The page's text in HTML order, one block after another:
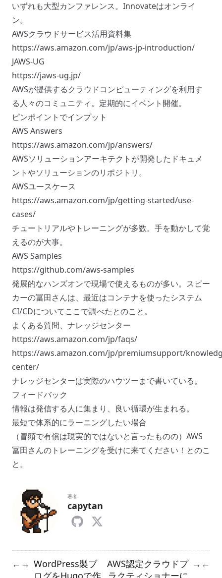
いずれも大型カンファレンス。Innovateはオンライ
ン。
AWSクラウドサービス活用資料集
https://aws.amazon.com/jp/aws-jp-introduction/
JAWS-UG
https://jaws-ug.jp/
AWSが提供するクラウドコンピューティングを利用す
る人々のコミュニティ。定期的にイベント開催。
ピンポイントでインプット
AWS Answers
https://aws.amazon.com/jp/answers/
AWSソリューションアーキテクトが開発したドキュメ
ントやソリューションのリポジトリ。
AWSユースケース
https://aws.amazon.com/jp/getting-started/use-
cases/
チュートリアルやトレーニングが多数。手を動かして覚
えるのが大事。
AWS Samples
https://github.com/aws-samples
発展的なハンズオンで現場で使えるものが多い。スピー
カーの冨田さんは、最近はコンテナを使ったシステム
CI/CDについてここで調べたとのこと。
よくある質問、ナレッジセンター
https://aws.amazon.com/jp/faqs/
https://aws.amazon.com/jp/premiumsupport/
center/
ナレッジセンターは実際のハウツーまで書いている。
フィードバック
情報は発信する人に集まり、良い循環が生まれる。
最短で体系的にラーニングしたい場合
（冒頭で有償は現実的ではないと言ったものの）AWS
冨田さんのトレーニングを受けに来てください！とのこ
と。
著者
capytan
← → WordPress製ブ
ログをHugoで作
AWS認定クラウドプ
ラクティショナーに
→ ←